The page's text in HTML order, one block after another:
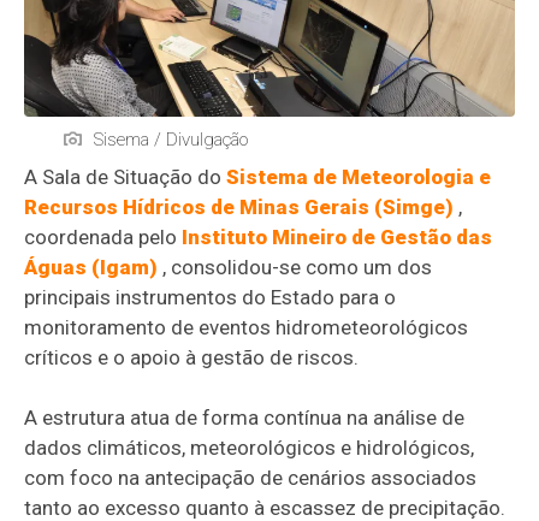
Sisema / Divulgação
A Sala de Situação doSistema de Meteorologia e
Recursos Hídricos de Minas Gerais (Simge) ,
coordenada pelo Instituto Mineiro de Gestão das
Águas (Igam) , consolidou-se como um dos
principais instrumentos do Estado para o
monitoramento de eventos hidrometeorológicos
críticos e o apoio à gestão de riscos.
A estrutura atua de forma contínua na análise de
dados climáticos, meteorológicos e hidrológicos,
com foco na antecipação de cenários associados
tanto ao excesso quanto à escassez de precipitação.